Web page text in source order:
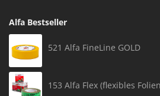
Alfa Bestseller
521 Alfa FineLine GOLD
153 Alfa Flex (flexibles